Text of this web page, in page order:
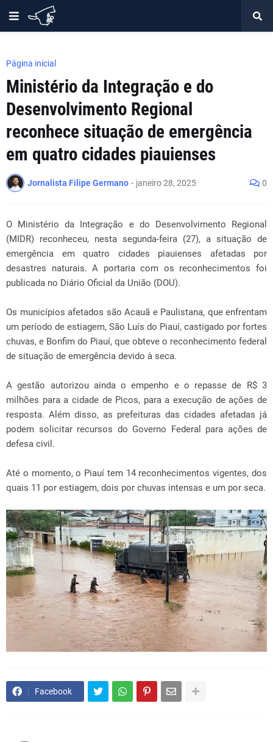
Página inicial
Ministério da Integração e do
Desenvolvimento Regional
reconhece situação de emergência
em quatro cidades piauienses
Jornalista Filipe Germano - janeiro 28, 2025 0
O Ministério da Integração e do Desenvolvimento Regional
(MIDR) reconheceu, nesta segunda-feira (27), a situação de
emergência em quatro cidades piauienses afetadas por
desastres naturais. A portaria com os reconhecimentos foi
publicada no Diário Oficial da União (DOU).
Os municípios afetados são Acauã e Paulistana, que enfrentam
um período de estiagem, São Luís do Piauí, castigado por fortes
chuvas, e Bonfim do Piauí, que obteve o reconhecimento federal
de situação de emergência devido à seca.
A gestão autorizou ainda o empenho e o repasse de R$ 3
milhões para a cidade de Picos, para a execução de ações de
resposta. Além disso, as prefeituras das cidades afetadas já
podem solicitar recursos do Governo Federal para ações de
defesa civil.
Até o momento, o Piauí tem 14 reconhecimentos vigentes, dos
quais 11 por estiagem, dois por chuvas intensas e um por seca.
Facebook